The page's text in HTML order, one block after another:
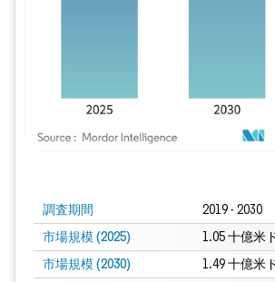
調査期間 2019 - 2030
市場規模 (2025) 1.05 十億米
市場規模 (2030) 1.49 十億米